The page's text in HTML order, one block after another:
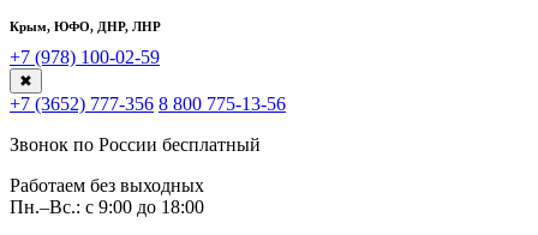
Крым, ЮФО, ДНР, ЛНР
+7 (978) 100-02-59
✖
+7 (3652) 777-356 8 800 775-13-56
Звонок по России бесплатный
Работаем без выходных
Пн.–Вс.: с 9:00 до 18:00